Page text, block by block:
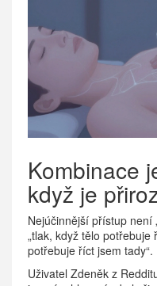
Kombinace
když je
Nejúčinnější přístup není
„tlak, když tělo
potřebuje říct jsem tady“.
Uživatel Zdeněk z